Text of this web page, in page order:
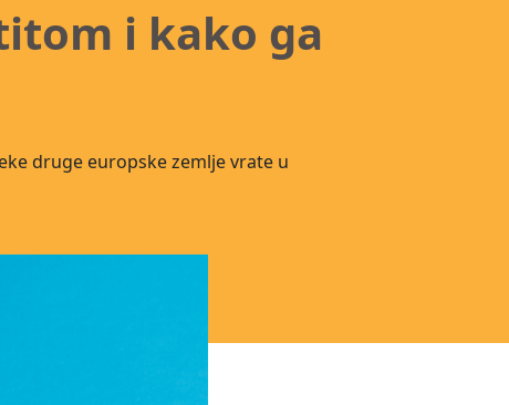
i kako ga
druge europske zemlje vrate u